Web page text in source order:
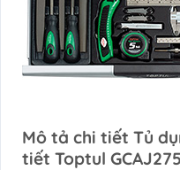
Mô tả chi tiết Tủ
tiết Toptul